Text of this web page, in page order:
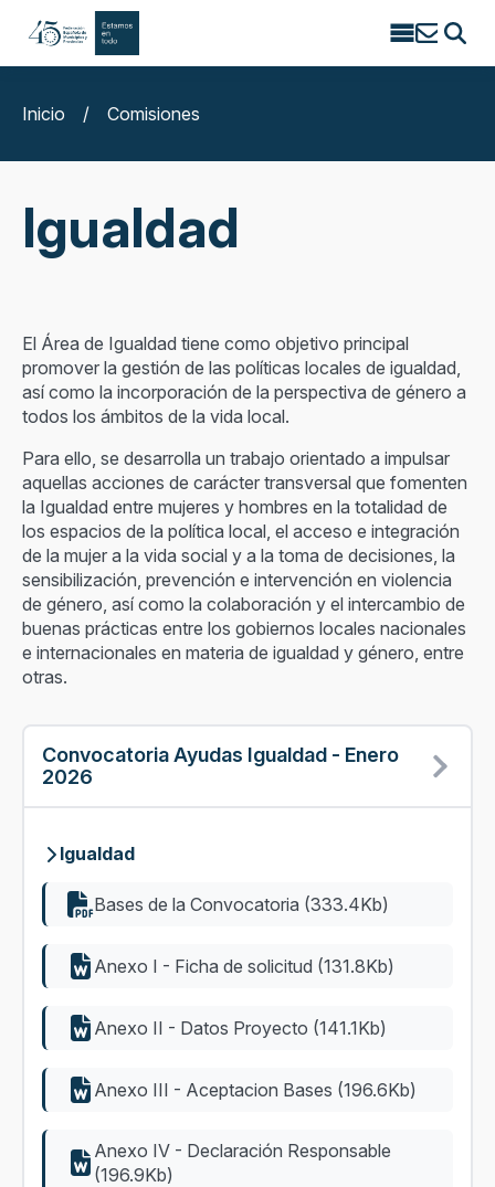
Search
Inicio
/ Comisiones
Igualdad
El Área de Igualdad tiene como objetivo principal
promover la gestión de las políticas locales de igualdad,
así como la incorporación de la perspectiva de género a
todos los ámbitos de la vida local.
Para ello, se desarrolla un trabajo orientado a impulsar
aquellas acciones de carácter transversal que fomenten
la Igualdad entre mujeres y hombres en la totalidad de
los espacios de la política local, el acceso e integración
de la mujer a la vida social y a la toma de decisiones, la
sensibilización, prevención e intervención en violencia
de género, así como la colaboración y el intercambio de
buenas prácticas entre los gobiernos locales nacionales
e internacionales en materia de igualdad y género, entre
otras.
Convocatoria Ayudas Igualdad - Enero
2026
Igualdad
Bases de la Convocatoria (333.4Kb)
Anexo I - Ficha de solicitud (131.8Kb)
Anexo II - Datos Proyecto (141.1Kb)
Anexo III - Aceptacion Bases (196.6Kb)
Anexo IV - Declaración Responsable
(196.9Kb)